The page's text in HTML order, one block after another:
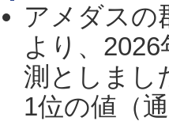
アメダスの
より、
測としまし
1位の値（